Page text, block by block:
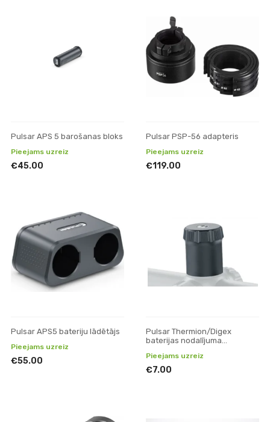
Pulsar APS 5 barošanas bloks
Pieejams uzreiz
€45.00
Pulsar PSP-56 adapteris
Pieejams uzreiz
€119.00
Pulsar APS5 bateriju lādētājs
Pieejams uzreiz
€55.00
Pulsar Thermion/Digex
baterijas nodalījuma
Pieejams uzreiz
€7.00